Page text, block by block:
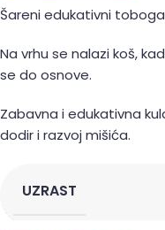
Šareni edukativni
Na vrhu se nalazi koš,
se do osnove.
Zabavna i edukativna
dodir i razvoj mišića.
UZRAST